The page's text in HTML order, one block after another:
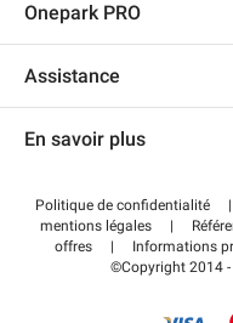
Recrutement
Onepark PRO
Accéder à mon espace
Assistance
Centre d'aide
Régler votre stationnement
En savoir plus
Wiki
Guide du stationnement
Politique de confidentialité |
mentions légales
|
offres
| Informations
©Copyright 2014 -